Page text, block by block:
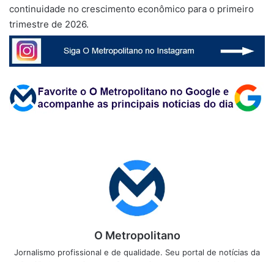
continuidade no crescimento econômico para o primeiro
trimestre de 2026.
O Metropolitano
Jornalismo profissional e de qualidade. Seu portal de notícias da